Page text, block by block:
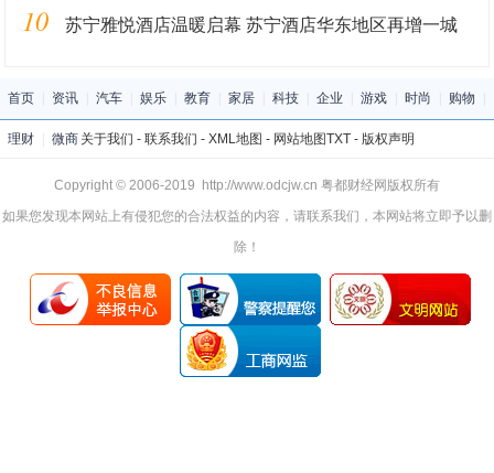
10 苏宁雅悦酒店温暖启幕 苏宁酒店华东地区再增一城
首页 资讯 汽车 娱乐 教育 家居 科技 企业 游戏 时尚 购物
理财 微商 关于我们 - 联系我们 - XML地图 - 网站地图TXT- 版权声明
Copyright © 2006-2019 http://www.odcjw.cn 粤都财经网版权所有
如果您发现本网站上有侵犯您的合法权益的内容，请联系我们，本网站将立即予以删
除！